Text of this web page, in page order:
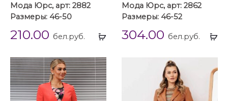
Выбрать
Мода Юрс, арт: 2882
Размеры: 46-50
210.00 бел.руб.
Мода Юрс, арт: 2862
Размеры: 46-52
304.00 бел.руб.